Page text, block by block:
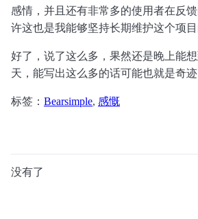
感情，并且还有非常多的使用者在反
许这也是我能够坚持长期维护这个项目
好了，说了这么多，果然还是晚上能
天，能写出这么多的话可能也就是奇迹
标签： Bearsimple, 感慨
没有了